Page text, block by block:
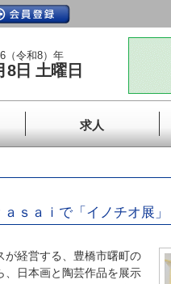
（令和8）年
8日 土曜日
求人
ｓａｉで「イノチオ展」
経営する、豊橋市曙町の
、日本画と陶芸作品を展示